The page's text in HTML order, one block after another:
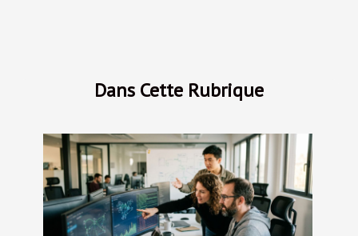
Dans Cette Rubrique